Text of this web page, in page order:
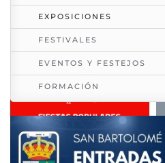
EXPOSICIONES
FESTIVALES
EVENTOS Y FESTEJOS
FORMACIÓN